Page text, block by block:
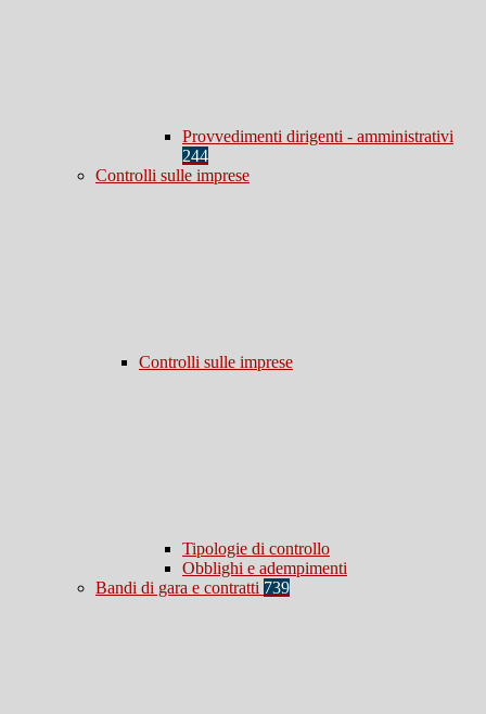
Provvedimenti dirigenti - amministrativi
244
Controlli sulle imprese
Controlli sulle imprese
Tipologie di controllo
Obblighi e adempimenti
Bandi di gara e contratti 739